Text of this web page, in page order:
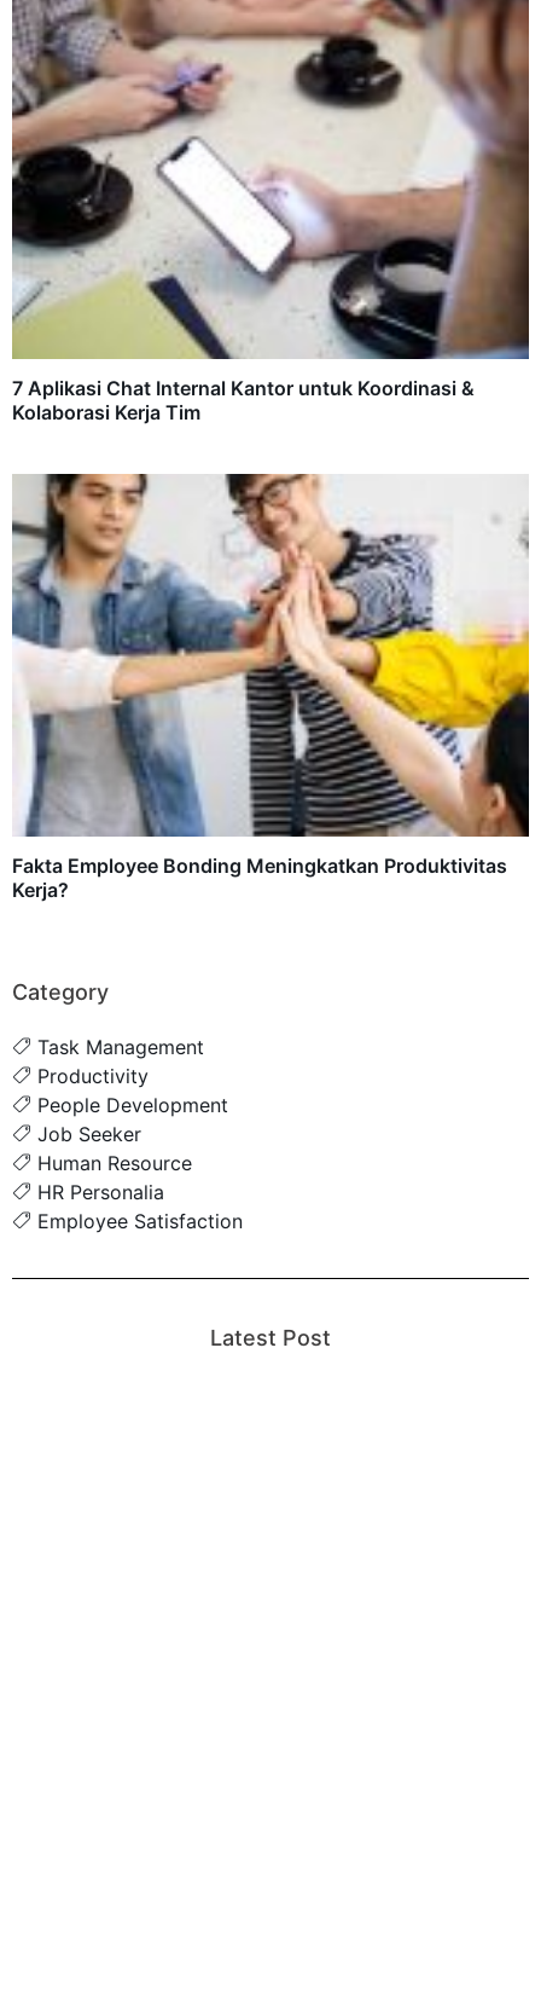
7 Aplikasi Chat Internal Kantor untuk Koordinasi &
Kolaborasi Kerja Tim
Fakta Employee Bonding Meningkatkan Produktivitas
Kerja?
Category
Task Management
Productivity
People Development
Job Seeker
Human Resource
HR Personalia
Employee Satisfaction
Latest Post